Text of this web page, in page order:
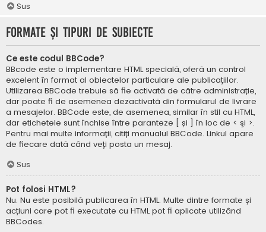
Sus
Formate și tipuri de subiecte
Ce este codul BBCode?
BBcode este o implementare HTML specială, oferă un control
excelent în format al obiectelor particulare ale publicațiilor.
Utilizarea BBCode trebuie să fie activată de către administrație,
dar poate fi de asemenea dezactivată din formularul de livrare
a mesajelor. BBCode este, de asemenea, similar în stil cu HTML,
dar etichetele sunt închise între paranteze [ și ] în loc de < şi >.
Pentru mai multe informații, citiți manualul BBCode. Linkul apare
de fiecare dată când veți posta un mesaj.
Sus
Pot folosi HTML?
Nu. Nu este posibilă publicarea în HTML. Multe dintre formate și
acțiuni care pot fi executate cu HTML pot fi aplicate utilizând
BBCodes.